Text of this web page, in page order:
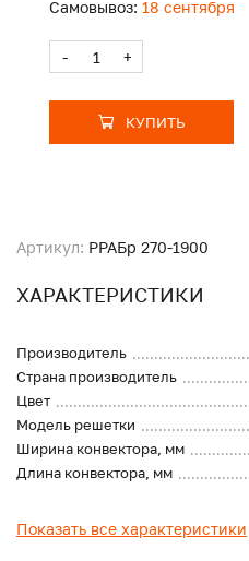
Артикул: PPAБр 270-1900
ХАРАКТЕРИСТИКИ
Производитель
Страна производитель
Цвет
Модель решетки
Ширина конвектора, мм
Длина конвектора, мм
Показать все характеристики
Самовывоз: 18 сентября
- +
КУПИТЬ